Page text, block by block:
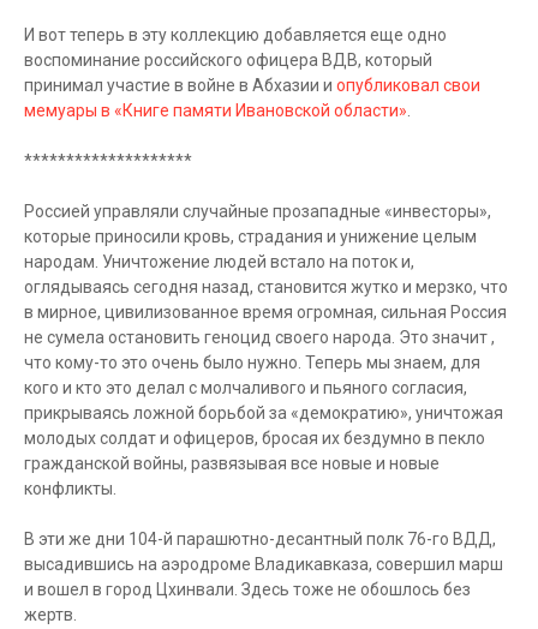
И вот теперь в эту коллекцию добавляется еще одно
воспоминание российского офицера ВДВ, который
принимал участие в войне в Абхазии и опубликовал свои
мемуары в «Книге памяти Ивановской области».
********************
Россией управляли случайные прозападные «инвесторы»,
которые приносили кровь, страдания и унижение целым
народам. Уничтожение людей встало на поток и,
оглядываясь сегодня назад, становится жутко и мерзко, что
в мирное, цивилизованное время огромная, сильная Россия
не сумела остановить геноцид своего народа. Это значит ,
что кому-то это очень было нужно. Теперь мы знаем, для
кого и кто это делал с молчаливого и пьяного согласия,
прикрываясь ложной борьбой за «демократию», уничтожая
молодых солдат и офицеров, бросая их бездумно в пекло
гражданской войны, развязывая все новые и новые
конфликты.
В эти же дни 104-й парашютно-десантный полк 76-го ВДД,
высадившись на аэродроме Владикавказа, совершил марш
и вошел в город Цхинвали. Здесь тоже не обошлось без
жертв.